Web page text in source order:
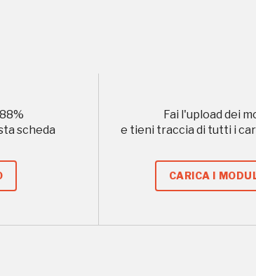
88%
scheda
Fai l'upload dei
e tieni traccia di tutti i
CARICA I
I Luoghi del Cuore
campagne in questo